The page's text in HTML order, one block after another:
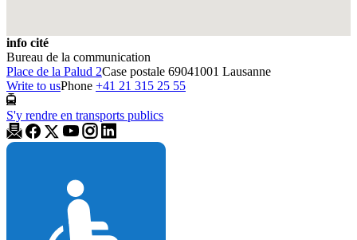
info cité
Bureau de la communication
Place de la Palud 2Case postale 69041001 Lausanne
Write to usPhone +41 21 315 25 55
S'y rendre en transports publics